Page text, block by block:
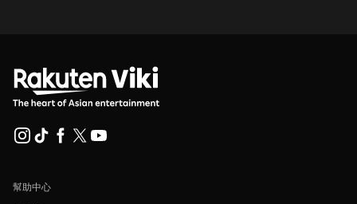
幫助中心